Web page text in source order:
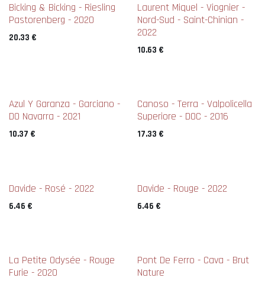
Bicking & Bicking - Riesling
Pastorenberg - 2020
20.33 €
Laurent Miquel - Viognier -
Nord-Sud - Saint-Chinian -
2022
10.63 €
New !
Azul Y Garanza - Garciano -
DO Navarra - 2021
10.37 €
New !
Canoso - Terra - Valpolicella
Superiore - DOC - 2016
17.33 €
Davide - Rosé - 2022
6.46 €
Davide - Rouge - 2022
6.46 €
La Petite Odysée - Rouge
Furie - 2020
Pont De Ferro - Cava - Brut
Nature